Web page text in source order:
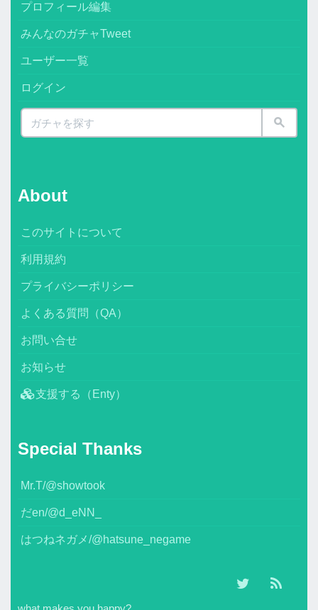
プロフィール編集
みんなのガチャTweet
ユーザー一覧
ログイン
About
このサイトについて
利用規約
プライバシーポリシー
よくある質問（QA）
お問い合せ
お知らせ
支援する（Enty）
Special Thanks
Mr.T/@showtook
だen/@d_eNN_
はつねネガメ/@hatsune_negame